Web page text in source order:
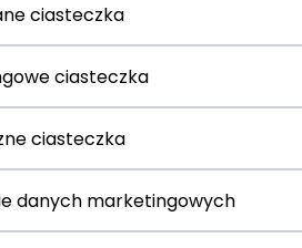
ciasteczka
ciasteczka
ciasteczka
danych marketingowych